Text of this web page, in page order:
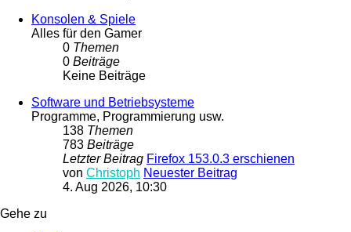
Konsolen & Spiele
Alles für den Gamer
0 Themen
0 Beiträge
Keine Beiträge
Software und Betriebsysteme
Programme, Programmierung usw.
138 Themen
783 Beiträge
Letzter Beitrag Firefox 153.0.3 erschienen
von Christoph Neuester Beitrag
4. Aug 2026, 10:30
Gehe zu